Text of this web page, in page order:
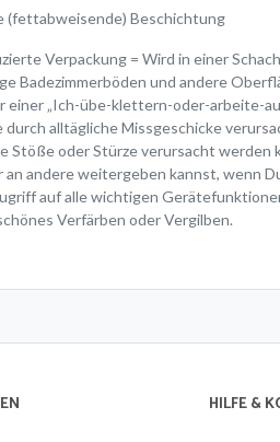
(fettabweisende) Beschichtung
Verpackung = Wird in einer
Badezimmerböden und andere
einer „Ich-übe-klettern-oder-arbeite-
durch alltägliche Missgeschicke
Stöße oder Stürze verursacht werden
an andere weitergeben kannst, wenn
auf alle wichtigen
Verfärben oder Vergilben.
HILFE &